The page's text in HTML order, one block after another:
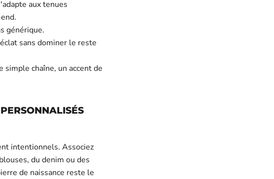
aux tenues
générique.
sans dominer le reste
simple chaîne, un accent de
intentionnels. Associez
du denim ou des
de naissance reste le